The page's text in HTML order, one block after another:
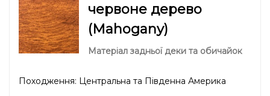
червоне дерево
(Mahogany)
Матеріал задньої деки та обичайок
Походження: Центральна та Південна Америка